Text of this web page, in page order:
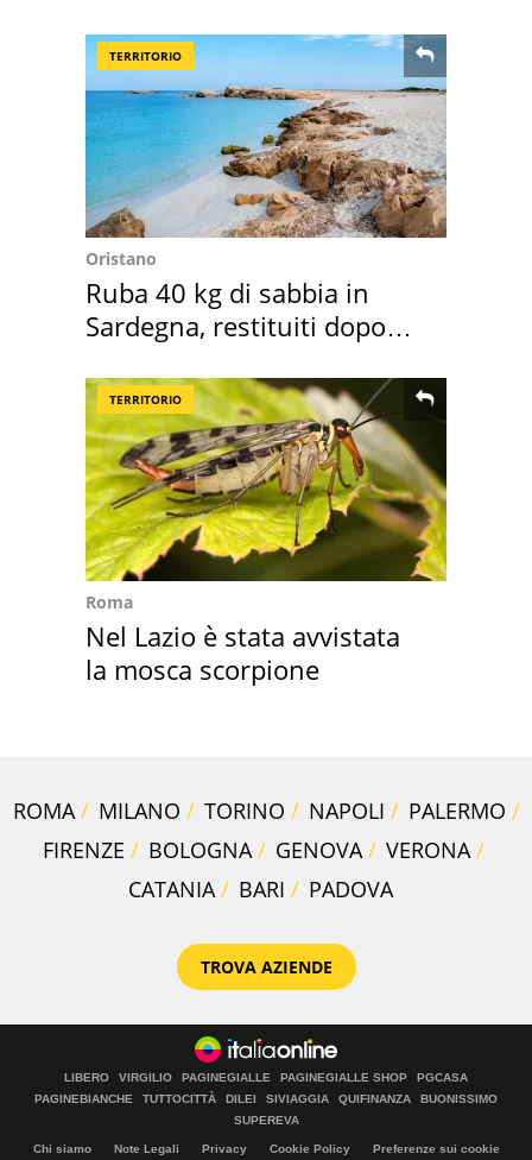
TERRITORIO
Oristano
Ruba 40 kg di sabbia in
Sardegna, restituiti dopo
TERRITORIO
Roma
Nel Lazio è stata avvistata
la mosca scorpione
ROMA MILANO TORINO NAPOLI
PALERMO
FIRENZE
BOLOGNA GENOVA
VERONA
CATANIA
BARI PADOVA
TROVA AZIENDE
LIBERO VIRGILIO PAGINEGIALLE PAGINEGIALLE SHOP
PGCASA
PAGINEBIANCHE
TUTTOCITTÀ DILEI SIVIAGGIA QUIFINANZA
BUONISSIMO
SUPEREVA
Chi siamo Note Legali Privacy Cookie Policy
Preferenze sui cookie